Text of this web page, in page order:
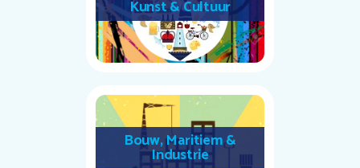
Kunst & Cultuur
Bouw, Maritiem &
Industrie